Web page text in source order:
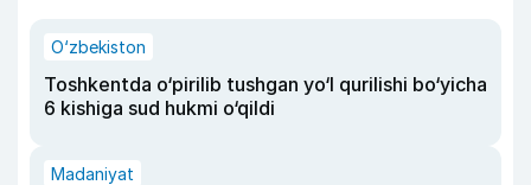
O‘zbekiston
Toshkentda o‘pirilib tushgan yo‘l qurilishi bo‘yicha
6 kishiga sud hukmi o‘qildi
Madaniyat